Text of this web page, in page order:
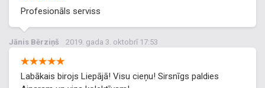
Profesionāls serviss
Jānis Bērziņš 2019. gada 3. oktobrī 17:53
Labākais birojs Liepājā! Visu cieņu! Sirsnīgs paldies